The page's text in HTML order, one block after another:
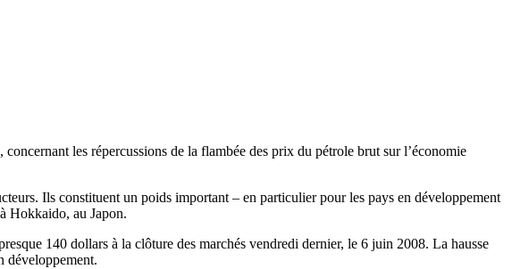
les répercussions de la flambée des prix du pétrole brut sur l’économie
Ils constituent un poids important – en particulier pour les pays en développement
Hokkaido, au Japon.
140 dollars à la clôture des marchés vendredi dernier, le 6 juin 2008. La hausse
développement.